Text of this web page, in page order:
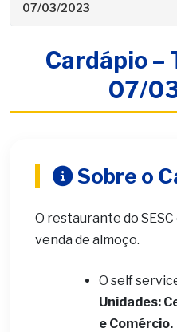
07/03/2023
Cardápio –
07/
Sobre o
O restaurante do
venda de almoço.
O self
Unidades:
e Comércio.